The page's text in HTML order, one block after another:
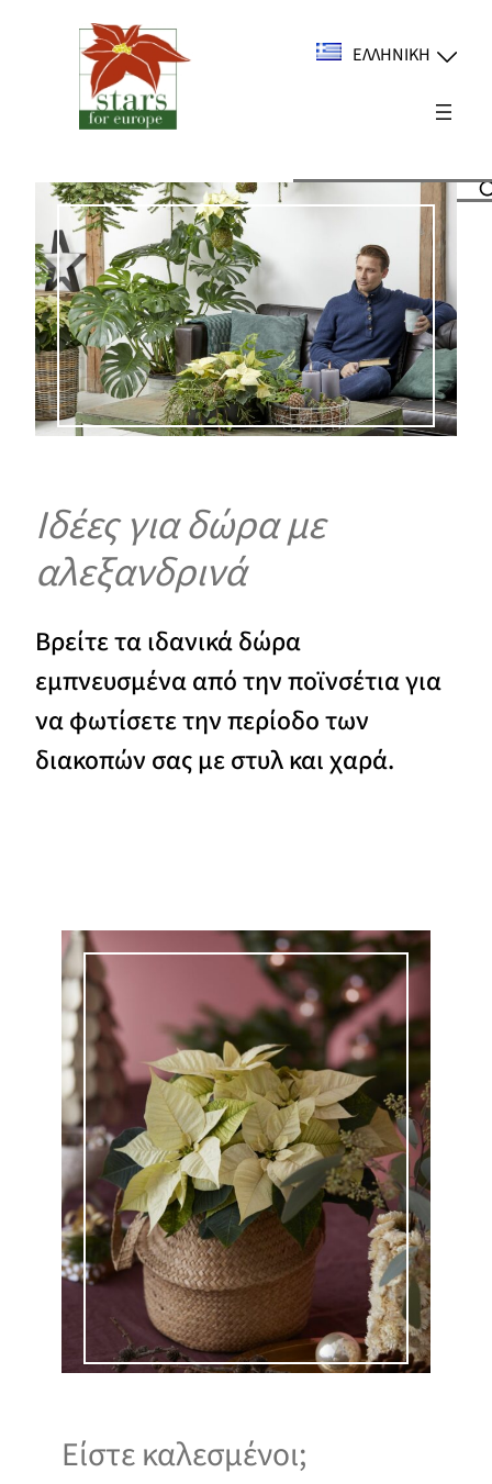
Μετάβαση
περιεχόμενο
ΕΛΛΗΝΙΚΉ
Suchen
Ιδέες για δώρα με
αλεξανδρινά
Βρείτε τα ιδανικά δώρα
εμπνευσμένα από την ποϊνσέτια για
να φωτίσετε την περίοδο των
διακοπών σας με στυλ και χαρά.
Είστε καλεσμένοι;